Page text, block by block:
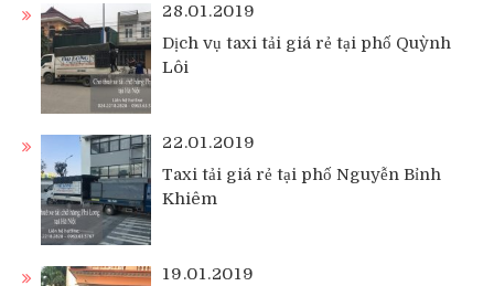
28.01.2019
Dịch vụ taxi tải giá rẻ tại phố Quỳnh
Lôi
22.01.2019
Taxi tải giá rẻ tại phố Nguyễn Bỉnh
Khiêm
19.01.2019